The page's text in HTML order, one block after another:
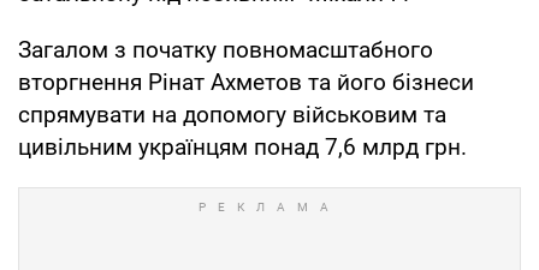
Загалом з початку повномасштабного
вторгнення Рінат Ахметов та його бізнеси
спрямувати на допомогу військовим та
цивільним українцям понад 7,6 млрд грн.